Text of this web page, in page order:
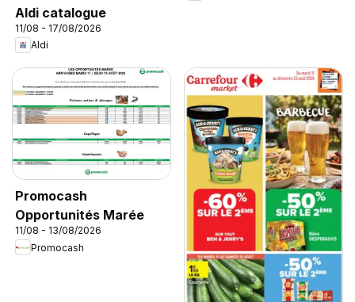
Aldi catalogue
11/08 - 17/08/2026
Aldi
Promocash
Opportunités Marée
11/08 - 13/08/2026
Promocash